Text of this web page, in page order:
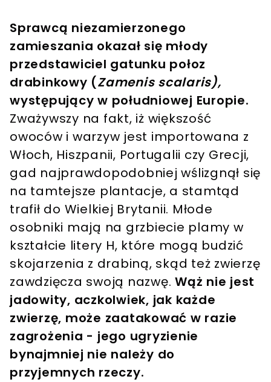
Sprawcą niezamierzonego
zamieszania okazał się młody
przedstawiciel gatunku połoz
drabinkowy (Zamenis scalaris),
występujący w południowej Europie.
Zważywszy na fakt, iż większość
owoców i warzyw jest importowana z
Włoch, Hiszpanii, Portugalii czy Grecji,
gad najprawdopodobniej wślizgnął się
na tamtejsze plantacje, a stamtąd
trafił do Wielkiej Brytanii. Młode
osobniki mają na grzbiecie plamy w
kształcie litery H, które mogą budzić
skojarzenia z drabiną, skąd też zwierzę
zawdzięcza swoją nazwę. Wąż nie jest
jadowity, aczkolwiek, jak każde
zwierzę, może zaatakować w razie
zagrożenia - jego ugryzienie
bynajmniej nie należy do
przyjemnych rzeczy.